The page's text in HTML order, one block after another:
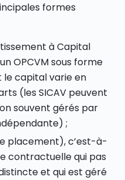
formes
à Capital
OPCVM sous forme
capital varie en
(les SICAV peuvent
souvent gérés par
;
placement), c’est-à-
contractuelle qui pas
et qui est géré